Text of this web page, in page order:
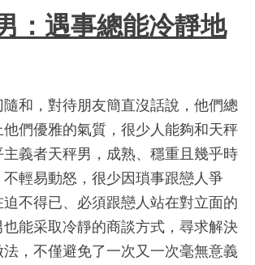
：遇事總能冷靜地
和，對待朋友簡直沒話說，他們總
們優雅的氣質，很少人能夠和天秤
義者天秤男，成熟、穩重且幾乎時
輕易動怒，很少因瑣事跟戀人爭
不得已、必須跟戀人站在對立面的
能采取冷靜的商談方式，尋求解決
，不僅避免了一次又一次毫無意義